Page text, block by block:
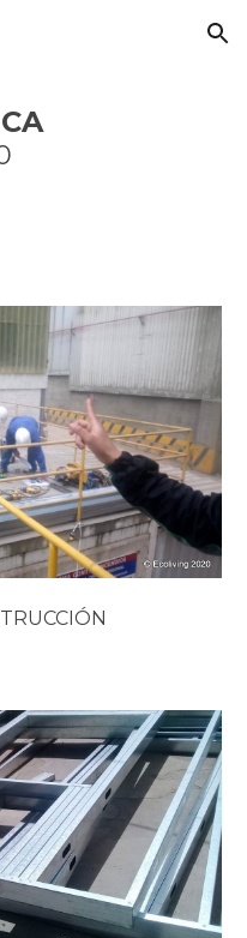
Skip to navigation